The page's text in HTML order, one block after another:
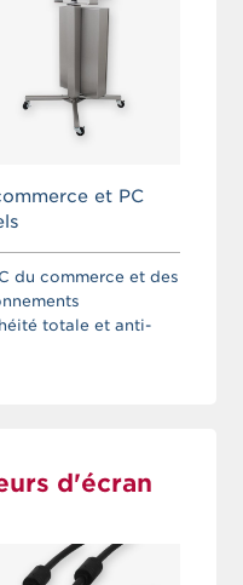
et PC
du commerce et des
totale et anti-
d'écran